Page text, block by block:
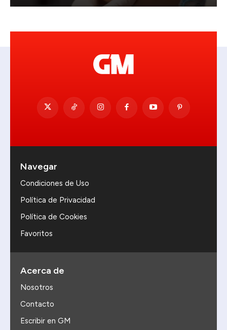
Navegar
Condiciones de Uso
Política de Privacidad
Política de Cookies
Favoritos
Acerca de
Nosotros
Contacto
Escribir en GM